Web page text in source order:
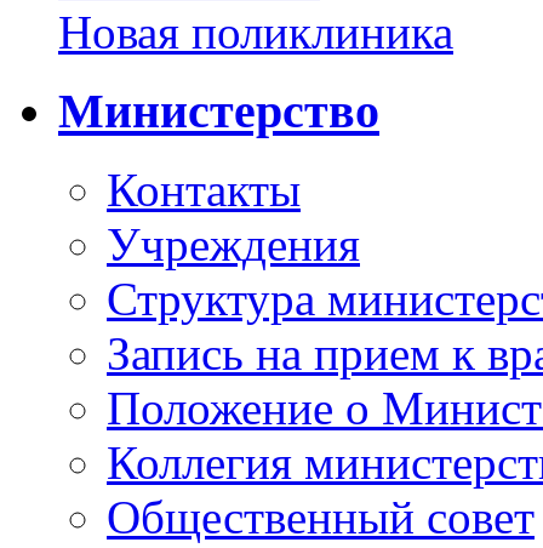
Новая поликлиника
Министерство
Контакты
Учреждения
Структура
Запись на прием к
Положение о
Коллегия
Общественный совет